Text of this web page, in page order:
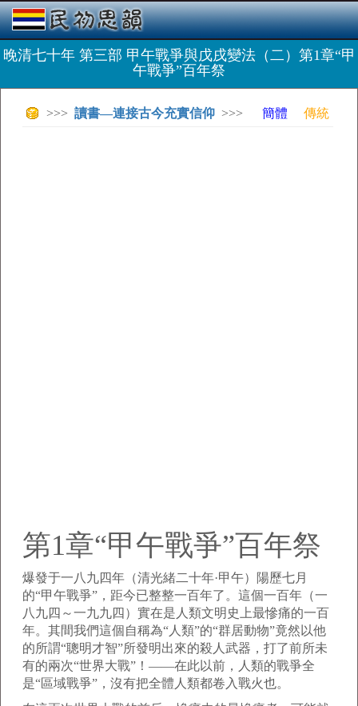
晚清七十年 第三部 甲午戰爭與戊戌變法（二）第1章“甲
午戰爭”百年祭
>>> 讀書—連接古今充實信仰 >>> 簡體 傳統
第1章“甲午戰爭”百年祭
爆發于一八九四年（清光緒二十年·甲午）陽歷七月
的“甲午戰爭”，距今已整整一百年了。這個一百年（一
八九四～一九九四）實在是人類文明史上最慘痛的一百
年。其間我們這個自稱為“人類”的“群居動物”竟然以他
的所謂“聰明才智”所發明出來的殺人武器，打了前所未
有的兩次“世界大戰”！——在此以前，人類的戰爭全
是“區域戰爭”，沒有把全體人類都卷入戰火也。